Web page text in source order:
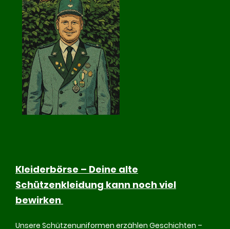
Kleiderbörse – Deine alte
Schützenkleidung kann noch viel
bewirken
Unsere Schützenuniformen erzählen Geschichten –